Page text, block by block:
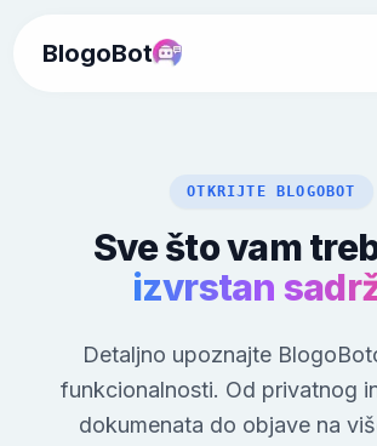
BlogoBot
OTKRIJTE BLOGOBOT
Sve što vam
izvrstan
Detaljno upoznajte
funkcionalnosti. Od privatnog
dokumenata do objave na